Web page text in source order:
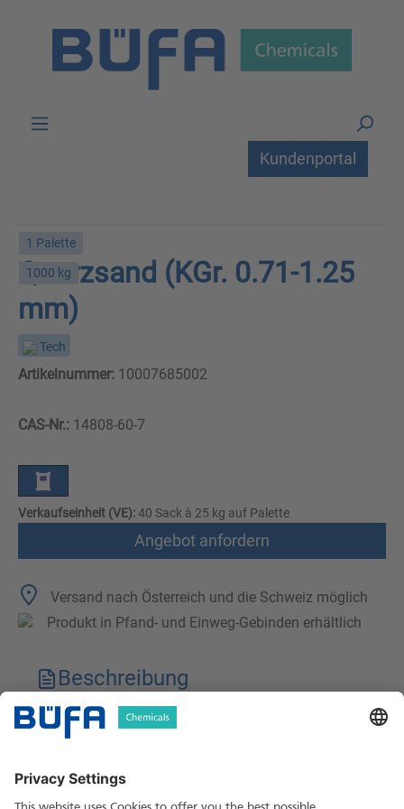
Kundenportal
1 Palette
1000 kg
Quarzsand (KGr. 0.71-1.25
mm)
Tech
Artikelnummer: 10007685002
CAS-Nr.: 14808-60-7
Verkaufseinheit (VE):40 Sack à 25 kg auf Palette
Angebot anfordern
Versand nach Österreich und die Schweiz möglich
Produkt in Pfand- und Einweg-Gebinden erhältlich
Beschreibung
Technische Merkmale
Sicherheitshinweise